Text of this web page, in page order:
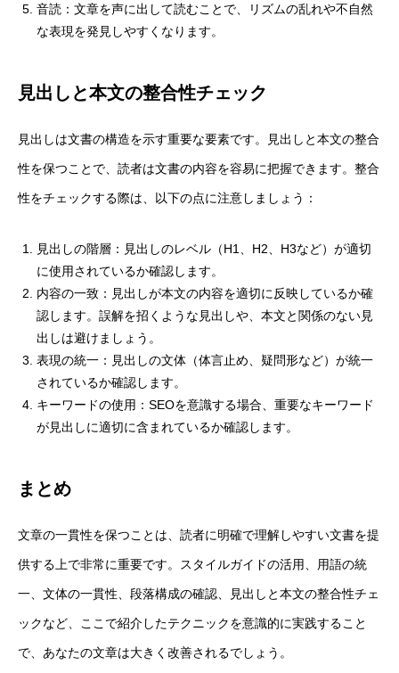
音読：文章を声に出して読むことで、リズムの乱れや不自然
な表現を発見しやすくなります。
見出しと本文の整合性チェック
見出しは文書の構造を示す重要な要素です。見出しと本文の整合
性を保つことで、読者は文書の内容を容易に把握できます。整合
性をチェックする際は、以下の点に注意しましょう：
見出しの階層：見出しのレベル（H1、H2、H3など）が適切
に使用されているか確認します。
内容の一致：見出しが本文の内容を適切に反映しているか確
認します。誤解を招くような見出しや、本文と関係のない見
出しは避けましょう。
表現の統一：見出しの文体（体言止め、疑問形など）が統一
されているか確認します。
キーワードの使用：SEOを意識する場合、重要なキーワード
が見出しに適切に含まれているか確認します。
まとめ
文章の一貫性を保つことは、読者に明確で理解しやすい文書を提
供する上で非常に重要です。スタイルガイドの活用、用語の統
一、文体の一貫性、段落構成の確認、見出しと本文の整合性チェ
ックなど、ここで紹介したテクニックを意識的に実践すること
で、あなたの文章は大きく改善されるでしょう。